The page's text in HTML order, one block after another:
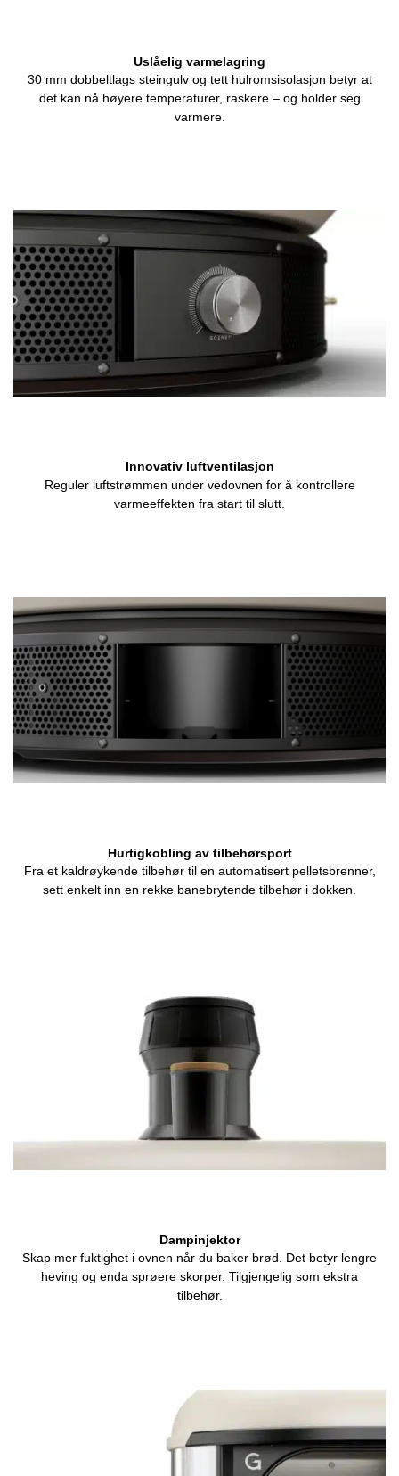
Uslåelig varmelagring
30 mm dobbeltlags steingulv og tett hulromsisolasjon betyr at
det kan nå høyere temperaturer, raskere – og holder seg
varmere.
Innovativ luftventilasjon
Reguler luftstrømmen under vedovnen for å kontrollere
varmeeffekten fra start til slutt.
Hurtigkobling av tilbehørsport
Fra et kaldrøykende tilbehør til en automatisert pelletsbrenner,
sett enkelt inn en rekke banebrytende tilbehør i dokken.
Dampinjektor
Skap mer fuktighet i ovnen når du baker brød. Det betyr lengre
heving og enda sprøere skorper. Tilgjengelig som ekstra
tilbehør.